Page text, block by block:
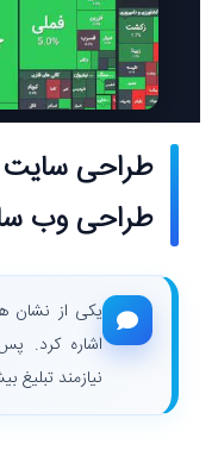
طراحی سایت
طراحی وب
یکی از نشان
اشاره کرد.
نیازمند